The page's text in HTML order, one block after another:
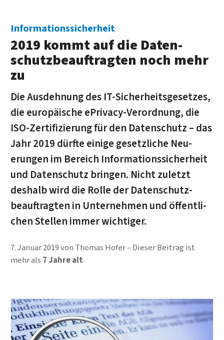
Informationssicherheit
2019 kommt auf die Daten­
schutz­beauf­trag­ten noch mehr
zu
Die Ausdehnung des IT-Sicherheits­gesetzes,
die euro­päische ePrivacy-Ver­ordnung, die
ISO-Zer­ti­fi­zie­rung für den Daten­schutz – das
Jahr 2019 dürfte einige ge­setz­li­che Neu­
erungen im Bereich In­for­ma­tions­sicher­heit
und Daten­schutz bringen. Nicht zu­letzt
deshalb wird die Rolle der Daten­schutz­
beauf­trag­ten in Un­ter­nehmen und öffent­li­
chen Stellen immer wichtiger.
7. Januar 2019von Thomas Hofer
Dieser Beitrag ist
mehr als 7 Jahre alt.